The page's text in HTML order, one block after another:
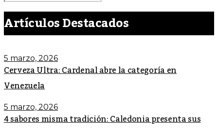
Artículos Destacados
5 marzo, 2026
Cerveza Ultra: Cardenal abre la categoría en
Venezuela
5 marzo, 2026
4 sabores misma tradición: Caledonia presenta sus